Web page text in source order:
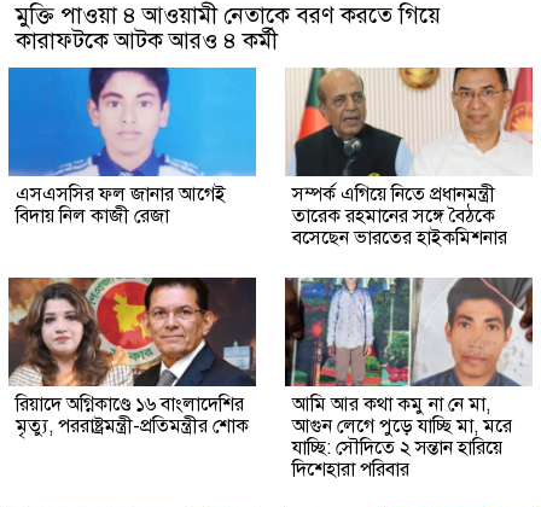
মুক্তি পাওয়া ৪ আওয়ামী নেতাকে বরণ করতে গিয়ে
কারাফটকে আটক আরও ৪ কর্মী
এসএসসির ফল জানার আগেই
বিদায় নিল কাজী রেজা
সম্পর্ক এগিয়ে নিতে প্রধানমন্ত্রী
তারেক রহমানের সঙ্গে বৈঠকে
বসেছেন ভারতের হাইকমিশনার
রিয়াদে অগ্নিকাণ্ডে ১৬ বাংলাদেশির
মৃত্যু, পররাষ্ট্রমন্ত্রী-প্রতিমন্ত্রীর শোক
আমি আর কথা কমু না নে মা,
আগুন লেগে পুড়ে যাচ্ছি মা, মরে
যাচ্ছি: সৌদিতে ২ সন্তান হারিয়ে
দিশেহারা পরিবার